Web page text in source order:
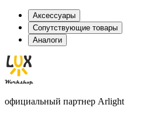
Аксессуары
Сопутствующие товары
Аналоги
официальный партнер Arlight